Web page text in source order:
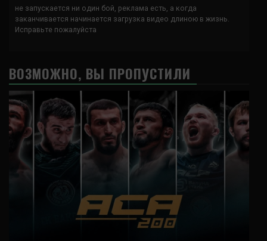
не запускается ни один бой, реклама есть, а когда
заканчивается начинается загрузка видео длиною в жизнь.
Исправьте пожалуйста
ВОЗМОЖНО, ВЫ ПРОПУСТИЛИ